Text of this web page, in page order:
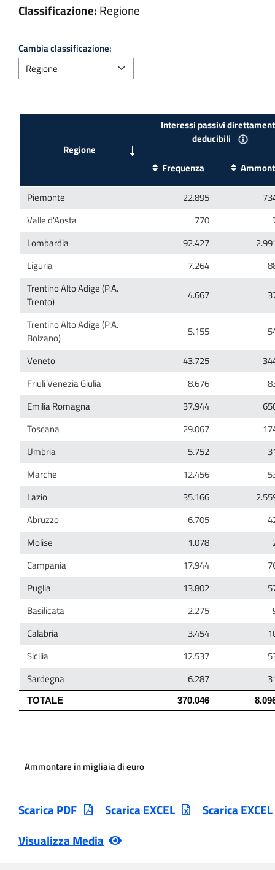
Classificazione: Regione
Cambia classificazione:
Interessi passivi
Trentino Alto Adige (P.A.
Trentino Alto Adige (P.A.
Ammontare in migliaia di euro